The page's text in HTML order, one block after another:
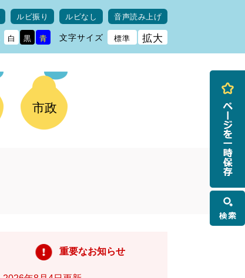
ルビ振り ルビなし 音声読み上げ
白 黒 青 文字サイズ 標準 拡大
市政
重要なお知らせ